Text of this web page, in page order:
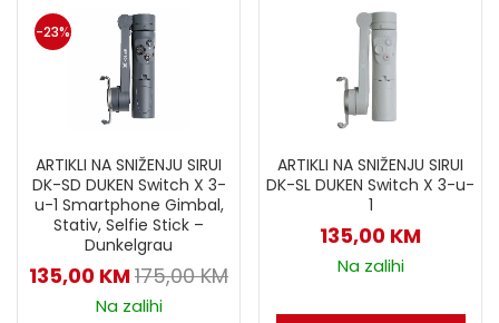
-23%
ARTIKLI NA SNIŽENJU SIRUI
DK-SD DUKEN Switch X 3-
u-1 Smartphone Gimbal,
Stativ, Selfie Stick –
Dunkelgrau
135,00 KM175,00KM
Na zalihi
ARTIKLI NA SNIŽENJU SIRUI
DK-SL DUKEN Switch X 3-u-
1
135,00 KM
Na zalihi